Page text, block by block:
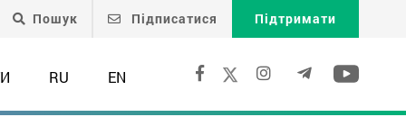
Пошук Підписатися Підтримати
RU EN